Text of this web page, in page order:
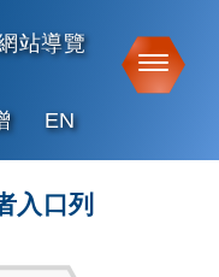
站導覽
EN
入口列